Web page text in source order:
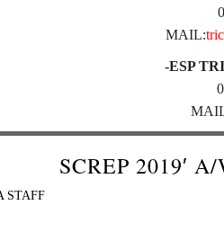
MAIL:
-ESP
SCREP 2019′
STAFF